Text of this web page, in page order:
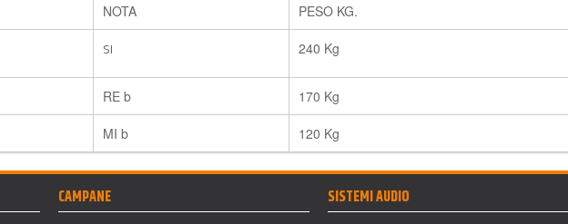
NOTA PESO KG.
SI 240 Kg
RE b 170 Kg
MI b 120 Kg
CAMPANE SISTEMI AUDIO